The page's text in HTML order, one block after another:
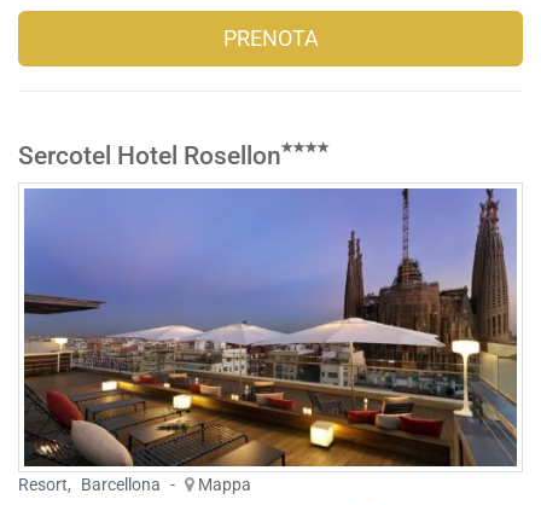
PRENOTA
Sercotel Hotel Rosellon
Resort, Barcellona -
Mappa